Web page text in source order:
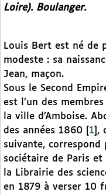
Loire). Boulanger.
Louis Bert est né de
modeste : sa
Jean, maçon.
Sous le Second
est l’un des
la ville d’Amboise.
des années 1860
1 ,
suivante, correspond
sociétaire de Paris
la Librairie des
en 1879 à verser 10